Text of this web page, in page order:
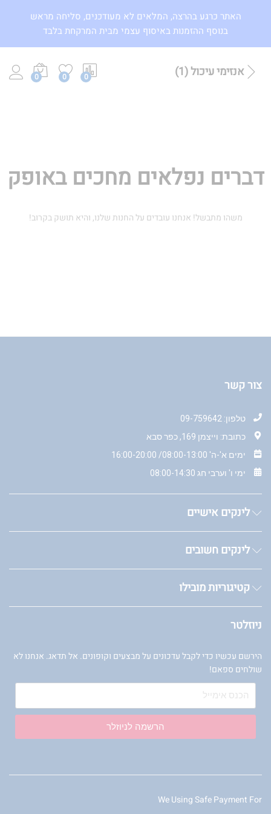
אנזימי עיכול (1) 0
0
0
דברים נפלאים מחכים באופק
משהו מתבשל! אנחנו עובדים על החנות שלנו, והיא תושק בקרוב!
האתר כרגע בהרצה, המלאים לא מעודכנים, סליחה מראש
בנוסף ההזמנות באיסוף עצמי מבית המרקחת בלבד
צור קשר
טלפון: 09-759642
כתובת: וייצמן 169, כפר סבא
ימים א'-ה' 08:00-13:00/ 16:00-20:00
ימי ו' וערבי חג 08:00-14:30
לינקים אישיים
לינקים חשובים
קטיגוריות מובילו
ניוזלטר
הירשם עכשיו כדי לקבל עדכונים על מבצעים וקופונים. אל תדאג. אנחנו לא
שולחים ספאם!
הרשמה לניוזלר
We Using Safe Payment For